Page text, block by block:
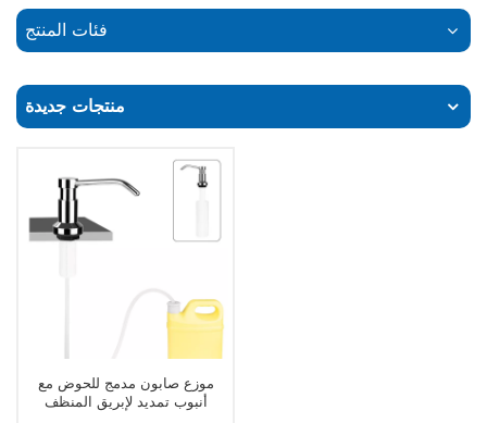
فئات المنتج
منتجات جديدة
موزع صابون مدمج للحوض مع
أنبوب تمديد لإبريق المنظف